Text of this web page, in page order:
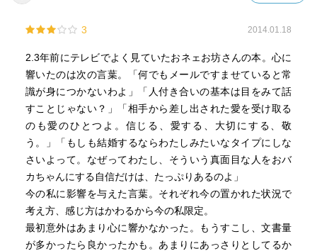
3 2014.01.18
2.3年前にテレビでよく見ていたおネェお坊さんの本。心に
響いたのは次の言葉。「何でもメールですませていると常
識が身につかないわよ」「人付き合いの基本は目をみて話
すことじゃない？」「相手から差し出された愛を受け取る
のも愛のひとつよ。信じる、愛する、大切にする、敬
う。」「もしも結婚するならわたしみたいなタイプにしな
さいよって。なぜってわたし、そういう真面目な人をおバ
カちゃんにする自信だけは、たっぷりあるのよ」
今の私に影響を与えた言葉。それぞれ今の置かれた状況で
考え方、感じ方はかわるから今の私限定。
最初意外はあまり心に響かなかった。もうすこし、文書量
が多かったら良かったかも。あまりにあっさりとしてるか